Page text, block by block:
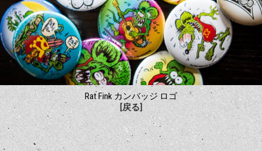
Rat Fink カンバッジ ロゴ
[戻る]